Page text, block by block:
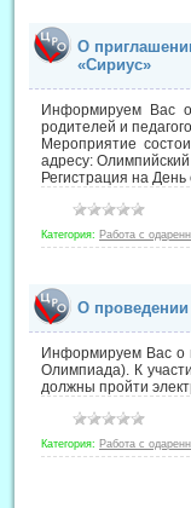
О
«Сириус»
Информируем Вас о
родителей и
Мероприятие
адресу: Олимпийский
Регистрация на
Категория: Работа с
О
Информируем Вас о
Олимпиада). К
должны пройти
Категория: Работа с